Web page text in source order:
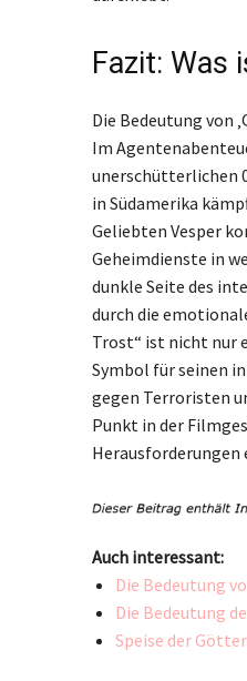
Fazit: Was
Die Bedeutung von
Im
unerschütterlichen
in Südamerika
Geliebten Vesper
Geheimdienste in
dunkle Seite des
durch die
Trost“ ist nicht nur
Symbol für seinen
gegen Terroristen
Punkt in der
Herausforderungen
Auch interessant:
Die Bedeutung
Die Bedeutung
Speise der